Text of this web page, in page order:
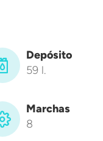
Depósito
59 l.
Marchas
8